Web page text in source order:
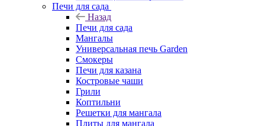
Печи для сада
Назад
Печи для сада
Мангалы
Универсальная печь Garden
Смокеры
Печи для казана
Костровые чаши
Грили
Коптильни
Решетки для мангала
Плиты для мангала